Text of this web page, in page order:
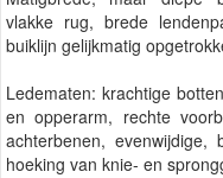
vlakke rug, brede
buiklijn gelijkmatig
Ledematen: krachtige
en opperarm, rechte
achterbenen,
hoeking van knie- en